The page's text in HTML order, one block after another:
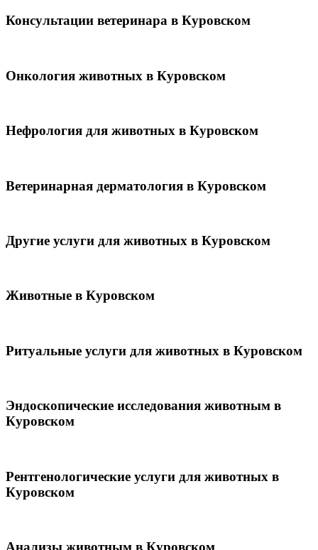
Консультации ветеринара в Куровском
Онкология животных в Куровском
Нефрология для животных в Куровском
Ветеринарная дерматология в Куровском
Другие услуги для животных в Куровском
Животные в Куровском
Ритуальные услуги для животных в Куровском
Эндоскопические исследования животным в
Куровском
Рентгенологические услуги для животных в
Куровском
Анализы животным в Куровском